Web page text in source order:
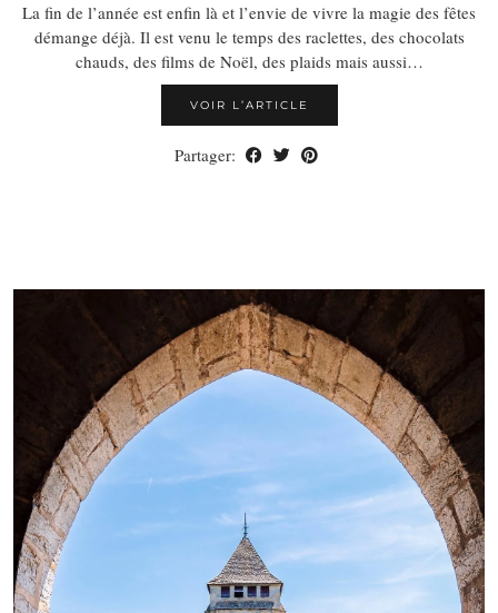
La fin de l’année est enfin là et l’envie de vivre la magie des fêtes
démange déjà. Il est venu le temps des raclettes, des chocolats
chauds, des films de Noël, des plaids mais aussi…
VOIR L’ARTICLE
Partager: